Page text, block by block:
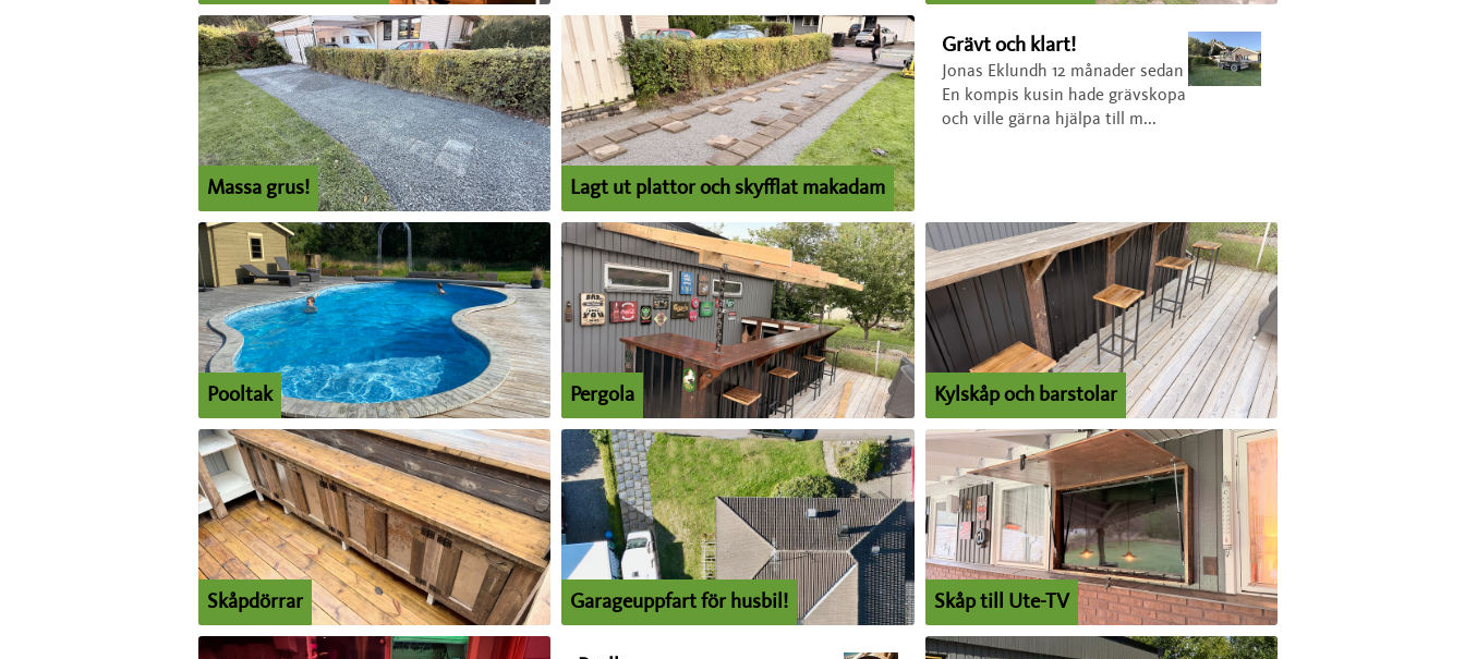
Massa grus! Lagt ut plattor och skyfflat makadam
Grävt och klart!
Jonas Eklundh 12 månader sedan
En kompis kusin hade grävskopa
och ville gärna hjälpa till m...
Pooltak Pergola Kylskåp och barstolar
Skåpdörrar Garageuppfart för husbil! Skåp till Ute-TV